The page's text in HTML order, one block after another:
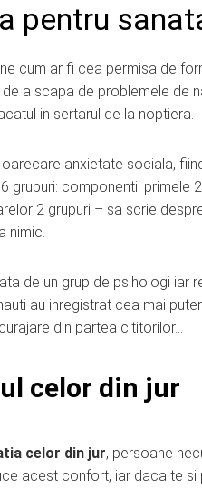
pentru
cum ar fi cea permisa de
a scapa de problemele de
in sertarul de la noptiera.
anxietate sociala,
grupuri: componentii primele
2 grupuri – sa scrie
nimic.
de un grup de psihologi iar
au inregistrat cea mai
din partea cititorilor…
celor din jur
celor din jur, persoane
acest confort, iar daca te si